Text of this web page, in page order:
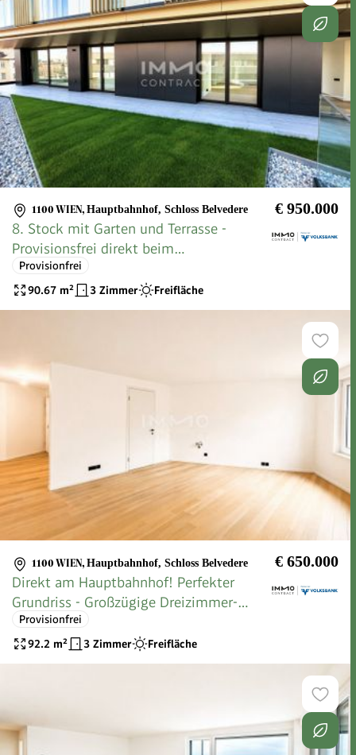
1100 WIEN, Hauptbahnhof, Schloss Belvedere € 950.000
8. Stock mit Garten und Terrasse -
Provisionsfrei direkt beim
Hauptbahnhof: Die geilste Wohnung der
Stadt:
Provisionfrei
90.67 m² 3 Zimmer Freifläche
1100 WIEN, Hauptbahnhof, Schloss Belvedere € 650.000
Direkt am Hauptbahnhof! Perfekter
Grundriss - Großzügige Dreizimmer-
Wohnung - PROVISIONSFREI
Provisionfrei
92.2 m² 3 Zimmer Freifläche